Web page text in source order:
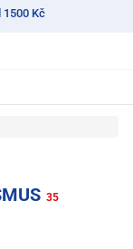
1500 Kč
35